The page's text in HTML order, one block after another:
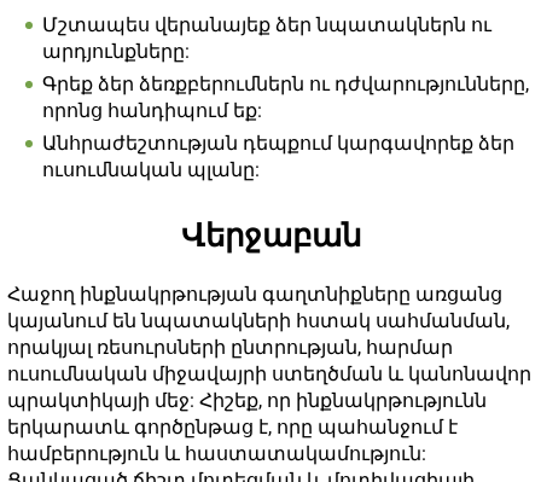
Մշտապես վերանայեք ձեր նպատակներն ու
արդյունքները:
Գրեք ձեր ձեռքբերումներն ու դժվարությունները,
որոնց հանդիպում եք:
Անհրաժեշտության դեպքում կարգավորեք ձեր
ուսումնական պլանը:
Վերջաբան
Հաջող ինքնակրթության գաղտնիքները առցանց
կայանում են նպատակների հստակ սահմանման,
որակյալ ռեսուրսների ընտրության, հարմար
ուսումնական միջավայրի ստեղծման և կանոնավոր
պրակտիկայի մեջ: Հիշեք, որ ինքնակրթությունն
երկարատև գործընթաց է, որը պահանջում է
համբերություն և հաստատակամություն: